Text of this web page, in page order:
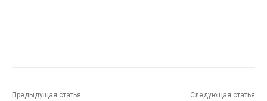
Предыдущая статья Следующая статья